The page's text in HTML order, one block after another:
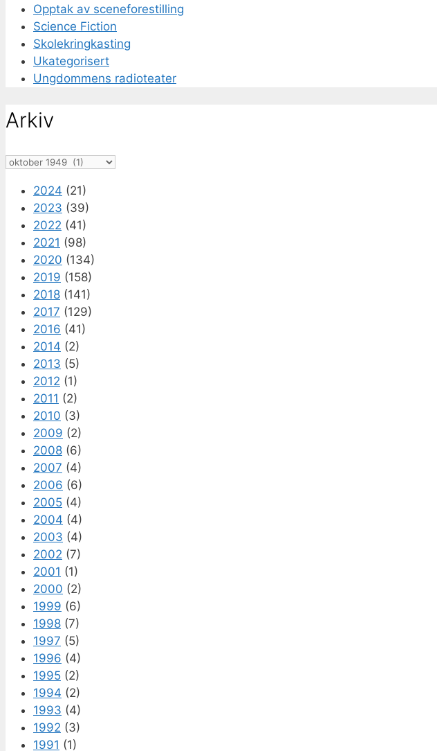
Opptak av sceneforestilling
Science Fiction
Skolekringkasting
Ukategorisert
Ungdommens radioteater
Arkiv
Arkiv
2024 (21)
2023 (39)
2022 (41)
2021 (98)
2020 (134)
2019 (158)
2018 (141)
2017 (129)
2016 (41)
2014 (2)
2013 (5)
2012 (1)
2011 (2)
2010 (3)
2009 (2)
2008 (6)
2007 (4)
2006 (6)
2005 (4)
2004 (4)
2003 (4)
2002 (7)
2001 (1)
2000 (2)
1999 (6)
1998 (7)
1997 (5)
1996 (4)
1995 (2)
1994 (2)
1993 (4)
1992 (3)
1991 (1)